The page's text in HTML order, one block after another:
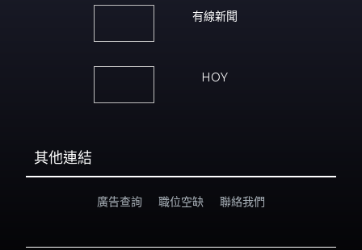
有線新聞
HOY
其他連結
廣告查詢 職位空缺 聯絡我們